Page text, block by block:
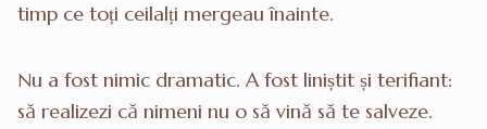
timp ce toți ceilalți mergeau înainte.
Nu a fost nimic dramatic. A fost liniștit și terifiant:
să realizezi că nimeni nu o să vină să te salveze.